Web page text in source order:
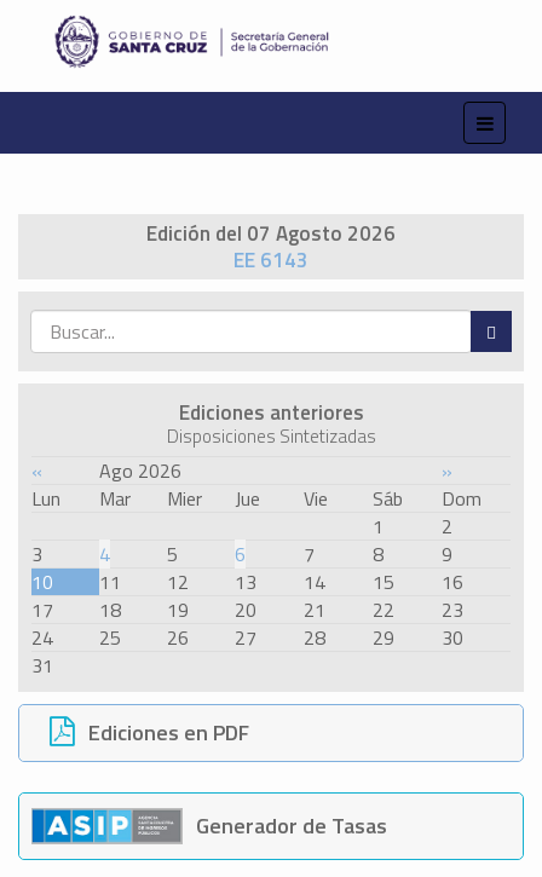
Edición del 07 Agosto 2026
EE 6143
Ediciones anteriores
Disposiciones Sintetizadas
« Ago 2026
»
Lun
Mar Mier Jue Vie Sáb
Dom
1
2
3
4 5 6 7 8
9
10
11 12 13 14 15
16
17
18 19 20 21 22
23
24
25 26 27 28 29
30
31
Ediciones en PDF
Generador de Tasas